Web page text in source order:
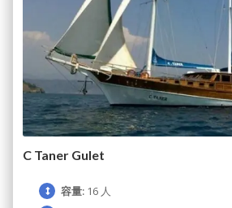
C Taner Gulet
容量: 16 人